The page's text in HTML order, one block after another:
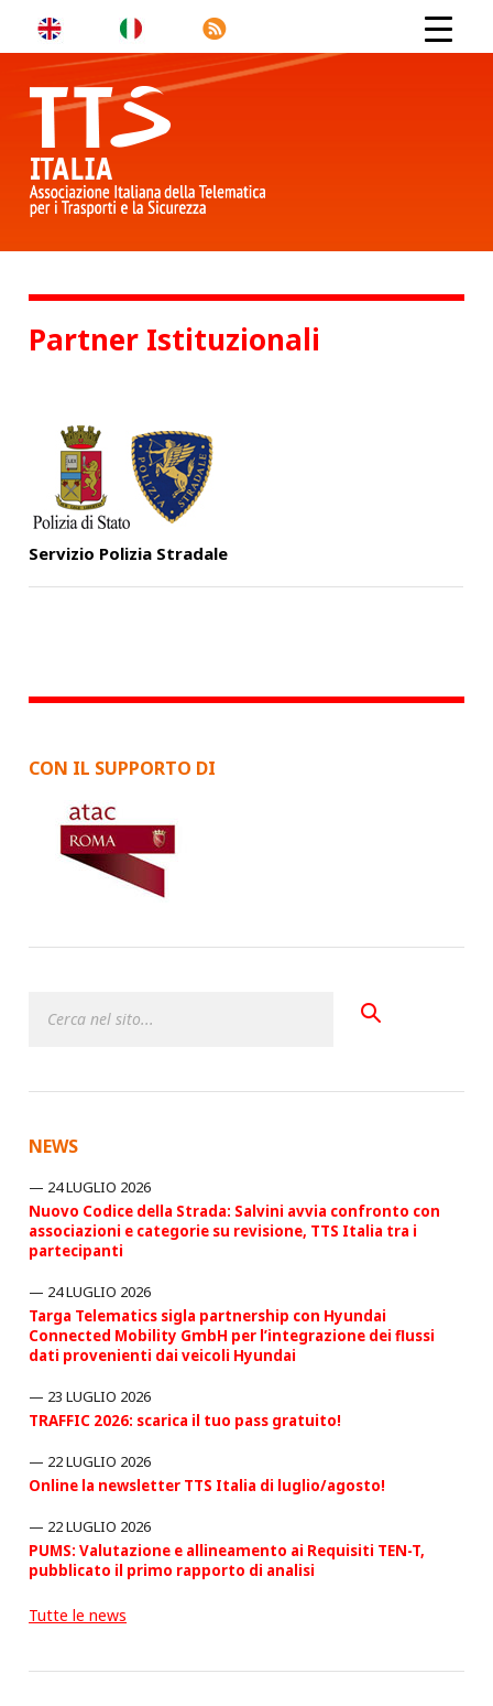
Partner Istituzionali
Servizio Polizia Stradale
CON IL SUPPORTO DI
NEWS
24 LUGLIO 2026
Nuovo Codice della Strada: Salvini avvia confronto con
associazioni e categorie su revisione, TTS Italia tra i
partecipanti
24 LUGLIO 2026
Targa Telematics sigla partnership con Hyundai
Connected Mobility GmbH per l’integrazione dei flussi
dati provenienti dai veicoli Hyundai
23 LUGLIO 2026
TRAFFIC 2026: scarica il tuo pass gratuito!
22 LUGLIO 2026
Online la newsletter TTS Italia di luglio/agosto!
22 LUGLIO 2026
PUMS: Valutazione e allineamento ai Requisiti TEN-T,
pubblicato il primo rapporto di analisi
Tutte le news